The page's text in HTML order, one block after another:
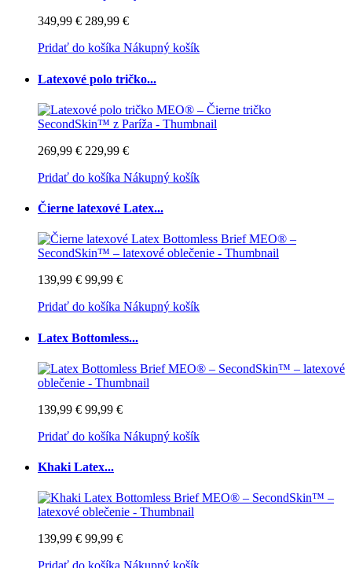
349,99 € 289,99 €
Pridať do košíka Nákupný košík
Latexové polo tričko...
269,99 € 229,99 €
Pridať do košíka Nákupný košík
Čierne latexové Latex...
139,99 € 99,99 €
Pridať do košíka Nákupný košík
Latex Bottomless...
139,99 € 99,99 €
Pridať do košíka Nákupný košík
Khaki Latex...
139,99 € 99,99 €